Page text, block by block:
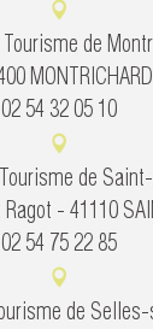
de
02 54 32 05 10
de
- 41110
02 54 75 22 85
de